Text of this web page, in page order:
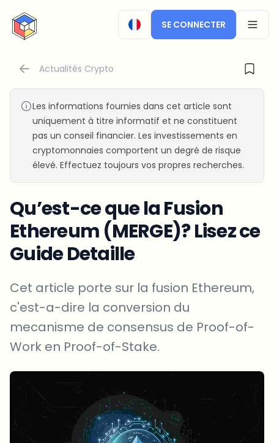
CryptoTicker
SE CONNECTER
Actualités Crypto
Les informations fournies dans cet article sont
uniquement à titre informatif et ne constituent
pas un conseil financier. Les investissements en
cryptomonnaies comportent un degré de risque
élevé. Effectuez toujours vos propres recherches.
Qu’est-ce que la Fusion
Ethereum (MERGE)? Lisez ce
Guide Detaille
Cet article porte sur la fusion Ethereum,
c'est-a-dire la conversion du
mecanisme de consensus de Proof-of-
Work en Proof-of-Stake.